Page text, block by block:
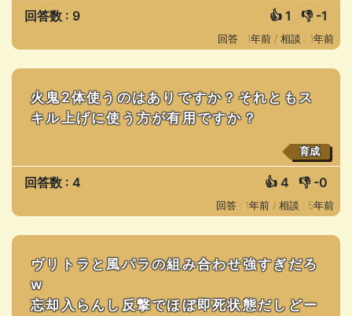
回答数 : 9 👍 1 👎 -1
回答 : 1年前 / 相談 : 1年前
火鬼2体使うのはありですか？それともス
キル上げに使う方が有用ですか？
育成
回答数 : 4 👍 4 👎 -0
回答 : 1年前 / 相談 : 5年前
ヴリトラと風パラの組み合わせ強すぎだろ
w
忘却入らんし反撃でほぼ即死状態だしどー